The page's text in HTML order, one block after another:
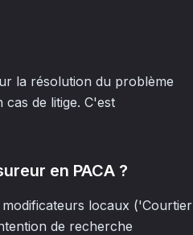
la résolution du problème
de litige. C'est
en PACA ?
locaux ('Courtier
de recherche